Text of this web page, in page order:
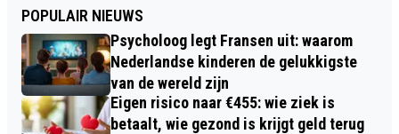
POPULAIR NIEUWS
Psycholoog legt Fransen uit: waarom
Nederlandse kinderen de gelukkigste
van de wereld zijn
Eigen risico naar €455: wie ziek is
betaalt, wie gezond is krijgt geld terug